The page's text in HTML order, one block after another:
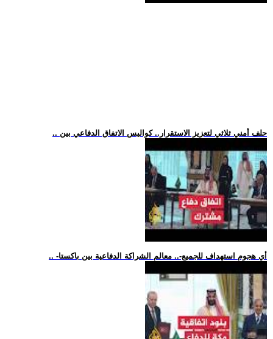
.. حلف أمني ثلاثي لتعزيز الاستقرار.. كواليس الاتفاق الدفاعي بين
.. -أي هجوم استهداف للجميع-.. معالم الشراكة الدفاعية بين باكستا